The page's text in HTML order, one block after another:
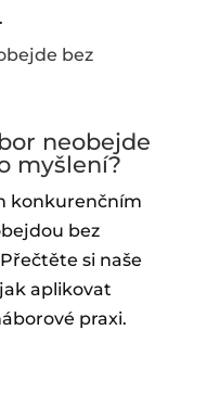
neobejde
myšlení?
konkurenčním
bez
si naše
aplikovat
praxi.